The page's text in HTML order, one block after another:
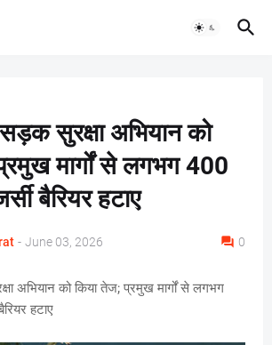
सुरक्षा अभियान को
मार्गों से लगभग 400
बैरियर हटाए
- June 03, 2026 0
अभियान को किया तेज; प्रमुख मार्गों से लगभग
हटाए